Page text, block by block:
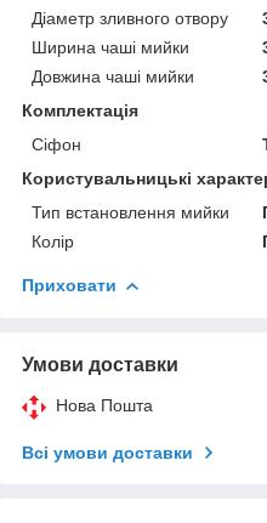
Діаметр зливного отвору
Ширина чаші мийки
Довжина чаші мийки
Комплектація
Сіфон
Користувальницькі
Тип встановлення мийки
Колір
Приховати
Умови доставки
Нова Пошта
Всі умови доставки